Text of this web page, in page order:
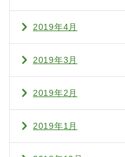
2019年4月
2019年3月
2019年2月
2019年1月